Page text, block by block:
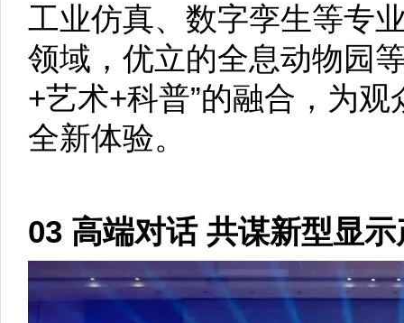
工业仿真、数字孪生等专
领域，优立的全息动物园
+艺术+科普”的融合，为
全新体验。
03 高端对话 共谋新型显